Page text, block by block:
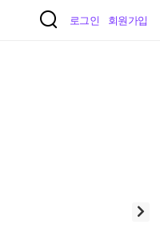
로그인 회원가입